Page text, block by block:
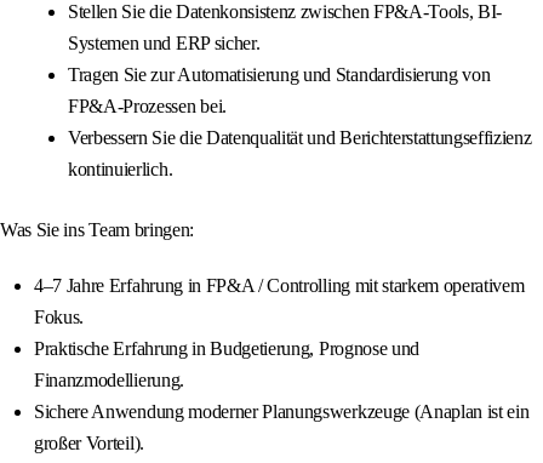
Stellen Sie die Datenkonsistenz zwischen FP&A-Tools, BI-
Systemen und ERP sicher.
Tragen Sie zur Automatisierung und Standardisierung von
FP&A-Prozessen bei.
Verbessern Sie die Datenqualität und Berichterstattungseffizienz
kontinuierlich.
Was Sie ins Team bringen:
4–7 Jahre Erfahrung in FP&A / Controlling mit starkem operativem
Fokus.
Praktische Erfahrung in Budgetierung, Prognose und
Finanzmodellierung.
Sichere Anwendung moderner Planungswerkzeuge (Anaplan ist ein
großer Vorteil).